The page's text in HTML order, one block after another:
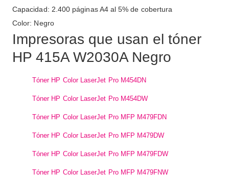
Capacidad: 2.400 páginas A4 al 5% de cobertura
Color: Negro
Impresoras que usan el tóner
HP 415A W2030A Negro
Tóner HP Color LaserJet Pro M454DN
Tóner HP Color LaserJet Pro M454DW
Tóner HP Color LaserJet Pro MFP M479FDN
Tóner HP Color LaserJet Pro MFP M479DW
Tóner HP Color LaserJet Pro MFP M479FDW
Tóner HP Color LaserJet Pro MFP M479FNW